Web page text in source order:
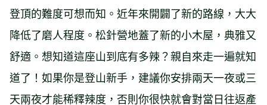
登頂的難度可想而知。近年來開闢了新的路線，大大
降低了磨人程度。松針營地蓋了新的小木屋，典雅又
舒適。想知道這座山到底有多辣？親自來走一遍就知
道了！如果你是登山新手，建議你安排兩天一夜或三
天兩夜才能稀釋辣度，否則你很快就會對當日往返產